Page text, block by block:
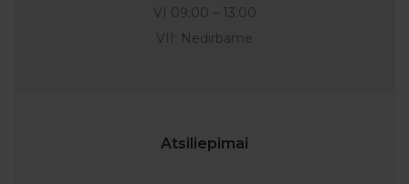
VI 09:00 – 13:00
VII: Nedirbame
Atsiliepimai